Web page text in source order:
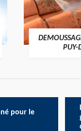
PUY-
pour le